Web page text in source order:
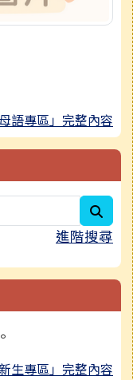
語專區」完整內容
進階搜尋
生專區」完整內容